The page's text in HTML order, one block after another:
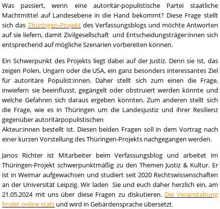
Was passiert, wenn eine autoritär-populistische Partei staatliche
Machtmittel auf Landesebene in die Hand bekommt? Diese Frage stellt
sich das Thüringen-Projektdes Verfassungsblogs und möchte Antworten
auf sie liefern, damit Zivilgesellschaft und Entscheidungsträger:innen sich
entsprechend auf mögliche Szenarien vorbereiten können.
Ein Schwerpunkt des Projekts liegt dabei auf der Justiz. Denn sie ist, das
zeigen Polen, Ungarn oder die USA, ein ganz besonders interessantes Ziel
für autoritäre Populist:innen. Daher stellt sich zum einen die Frage,
inwiefern sie beeinflusst, gegängelt oder obstruiert werden könnte und
welche Gefahren sich daraus ergeben könnten. Zum anderen stellt sich
die Frage, wie es in Thüringen um die Landesjustiz und ihrer Resilienz
gegenüber autoritärpopulistischen
Akteur:innen bestellt ist. Diesen beiden Fragen soll in dem Vortrag nach
einer kurzen Vorstellung des Thüringen-Projekts nachgegangen werden.
Janos Richter ist Mitarbeiter beim Verfassungsblog und arbeitet im
Thüringen-Projekt schwerpunktmäßig zu den Themen Justiz & Kultur. Er
ist in Weimar aufgewachsen und studiert seit 2020 Rechtswissenschaften
an der Universität Leipzig. Wir laden Sie und euch daher herzlich ein, am
21.05.2024 mit uns über diese Fragen zu diskutieren. Die Veranstaltung
findet online statt und wird in Gebärdensprache übersetzt.